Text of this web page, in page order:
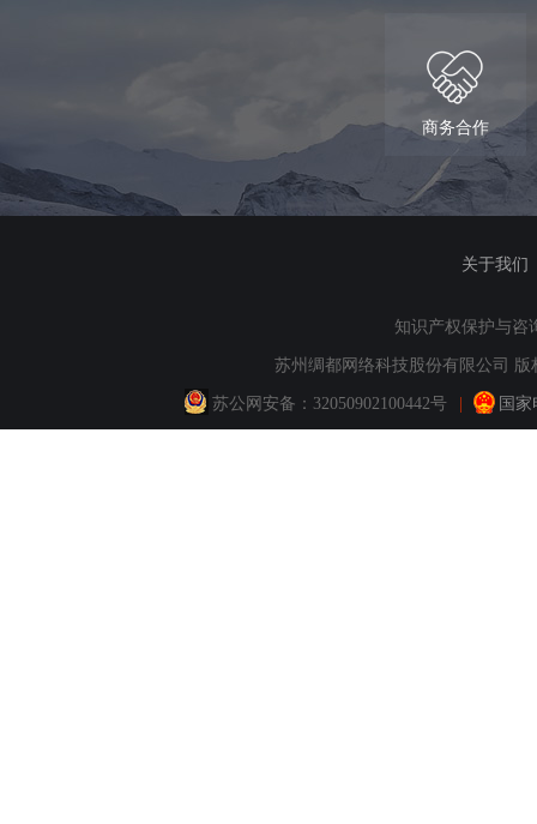
商务合作
关于我们
知识产权保护与咨
苏州绸都网络科技股份有限公司 版
苏公网安备： 32050902100442号 国